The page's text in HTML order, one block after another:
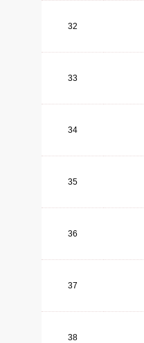
32
33
34
35
36
37
38